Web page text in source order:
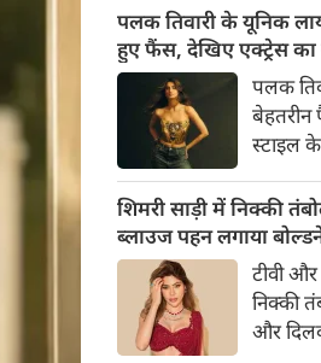
रहती हैं।
का
सनी
अपनी
पलक तिवारी के यूनिक
हुए फैंस, देखिए एक्ट्रेस का
पलक
स्टाइल के
फिर फैंस
पलक ने
अपनी
शिमरी साड़ी में निक्की
ब्लाउज पहन लगाया
टीवी
निक्की
और